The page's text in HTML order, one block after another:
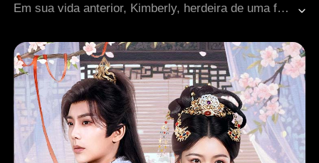
Em sua vida anterior, Kimberly, herdeira de uma família rica, morreu em um incêndio por causa de sua confiança no namorado e na irmã. Agora renascida, ela estava determinada a se vingar e proteger o homem que tinha arriscado a própria vida para salvá-la em sua vida anterior.